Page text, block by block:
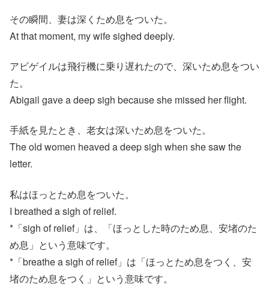
その瞬間、妻は深くため息をついた。
At that moment, my wife sighed deeply.
アビゲイルは飛行機に乗り遅れたので、深いため息をつい
た。
Abigail gave a deep sigh because she missed her flight.
手紙を見たとき、老女は深いため息をついた。
The old women heaved a deep sigh when she saw the
letter.
私はほっとため息をついた。
I breathed a sigh of relief.
*「sigh of relief」は、「ほっとした時のため息、安堵のた
め息」という意味です。
*「breathe a sigh of relief」は「ほっとため息をつく、安
堵のため息をつく」という意味です。